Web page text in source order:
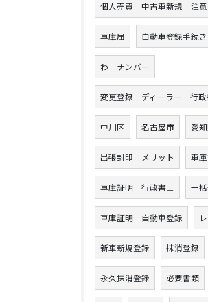
個人売買 中古車新規 注意
車庫届 自動車登録手続
わ ナンバー
変更登録 ディーラー 行
中川区 名古屋市 愛
出張封印 メリット 車
車庫証明 行政書士 一
車庫証明 自動車登録
新車新規登録 抹消登録
永久抹消登録 必要書類